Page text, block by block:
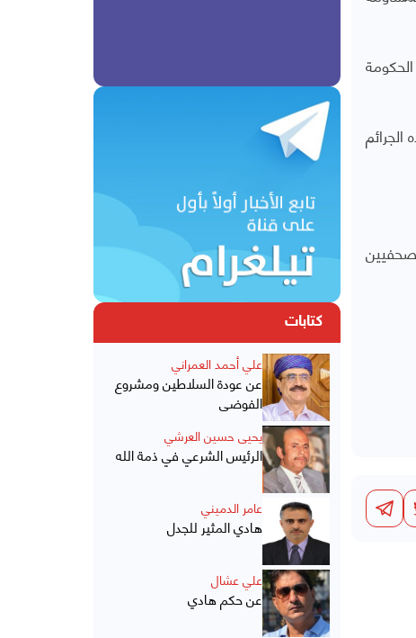
كتابات
علي أحمد العمراني
عن عودة السلاطين ومشروع
الفوضى
يحيى حسين العرشي
الرئيس الشرعي في ذمة الله
عامر الدميني
هادي المثير للجدل
علي عشال
عن حكم هادي